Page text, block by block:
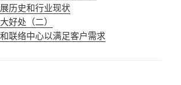
历史和行业现状
好处（二）
联络中心以满足客户需求